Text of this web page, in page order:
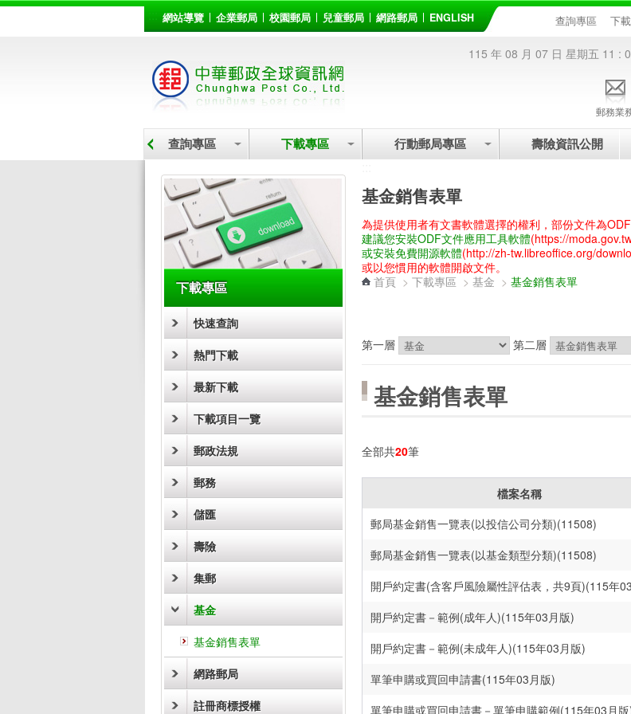
::: 網站導覽 企業郵局 校園郵局 兒童郵局 網路郵局 ENGLISH 查詢專區 下
115 年 08 月 07 日 星期五 11 :
郵務業
查詢專區 下載專區 行動郵局專區 壽險資訊公開
下載專區
快速查詢
熱門下載
最新下載
下載項目一覽
郵政法規
郵務
儲匯
壽險
集郵
基金
基金銷售表單
網路郵局
註冊商標授權
基金銷售表單
為提供使用者有文書軟體選擇的權利，部份文件為
建議您安裝ODF文件應用工具軟體(https://
或安裝免費開源軟體(http://zh-tw.libreoffice.org/
或以您慣用的軟體開啟文件。
首頁 > 下載專區 > 基金 > 基金銷售表單
第一層 第二層
基金銷售表單
全部共20筆
檔案名稱
郵局基金銷售一覽表(以投信公司分類)(11508)
郵局基金銷售一覽表(以基金類型分類)(11508)
開戶約定書(含客戶風險屬性評估表，共9頁)(115年
開戶約定書－範例(成年人)(115年03月版)
開戶約定書－範例(未成年人)(115年03月版)
單筆申購或買回申請書(115年03月版)
單筆申購或買回申請書－單筆申購範例(115年03月